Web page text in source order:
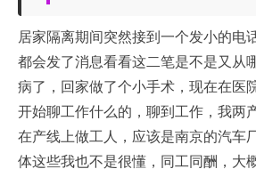
居家隔离期间突然接到一个发小的电
都会发了消息看看这二笔是不是又从
病了，回家做了个小手术，现在在医
开始聊工作什么的，聊到工作，我两
在产线上做工人，应该是南京的汽车
体这些我也不是很懂，同工同酬，大